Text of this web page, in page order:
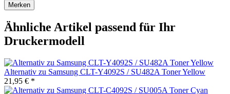
Merken
Ähnliche Artikel passend für Ihr
Druckermodell
Alternativ zu Samsung CLT-Y4092S / SU482A Toner Yellow
21,95 € *